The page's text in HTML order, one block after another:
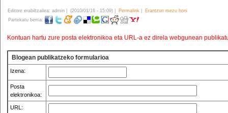
Editore erabiltzailea: admin | (2010/01/16 - 15:09) | Permalink
Erantzun mezu honi
Partekatu berria:
Kontuan hartu zure posta elektronikoa eta URL-a ez direla webgunean
Blogean publikatzeko formularioa
Izena:
Posta
elektronikoa:
URL: